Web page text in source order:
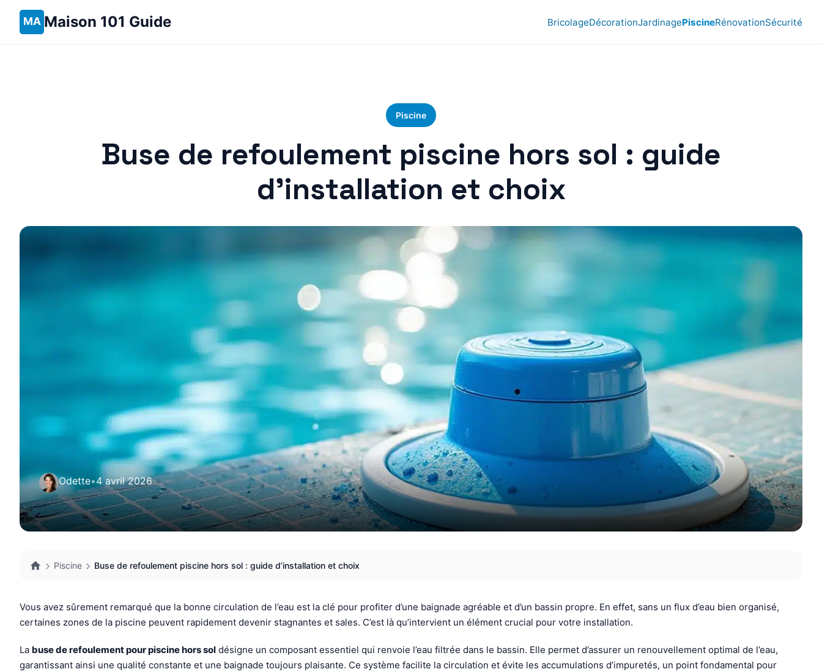
Maison 101 Guide BricolageDécorationJardinagePiscineRénovationSécurité
Piscine
Buse de refoulement piscine hors sol : guide
d’installation et choix
Odette•4 avril 2026
Piscine Buse de refoulement piscine hors sol : guide d’installation et choix
Vous avez sûrement remarqué que la bonne circulation de l’eau est la clé pour profiter d’une baignade agréable et d’un bassin propre. En effet, sans un flux d’eau bien organisé,
certaines zones de la piscine peuvent rapidement devenir stagnantes et sales. C’est là qu’intervient un élément crucial pour votre installation.
La buse de refoulement pour piscine hors sol désigne un composant essentiel qui renvoie l’eau filtrée dans le bassin. Elle permet d’assurer un renouvellement optimal de l’eau,
garantissant ainsi une qualité constante et une baignade toujours plaisante. Ce système facilite la circulation et évite les accumulations d’impuretés, un point fondamental pour